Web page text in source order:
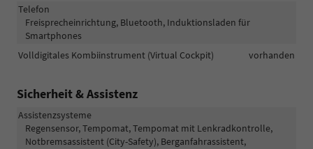
Telefon
Freisprecheinrichtung, Bluetooth, Induktionsladen für
Smartphones
Volldigitales Kombiinstrument (Virtual Cockpit)
vorhanden
Sicherheit & Assistenz
Assistenzsysteme
Regensensor, Tempomat, Tempomat mit Lenkradkontrolle,
Notbremsassistent (City-Safety), Berganfahrassistent,